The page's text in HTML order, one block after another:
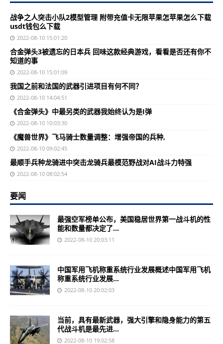
战争之人突击小队2模型管理 附带充值卡无限苹果怎苹果怎么下载
usdt钱包么下载
2022-08-10 15:01:20
合金弹头3被遗忘的日本兵 回味这款经典游戏，看看是否还有你不
知道的事
2022-08-10 15:01:09
我国之前和法国的武器引进项目有何不同？
2022-08-10 14:04:51
《合金弹头》中最另类的武器我始终认为是I弹
2022-08-10 10:03:30
《魔兽世界》飞马骑士数量调整：增强帝国的兵种,
2022-08-10 09:02:45
最顺手兵种龙骑进中突击龙骑兵最模范野战对AI战斗力特强
2022-08-10 08:02:54
要闻
最强空军榜单公布，美国稳居世界第一战斗机的性
能和数量都决定了...
2022-08-10 20:03:11
中国军用飞机称重系统行业发展概述中国军用飞机
称重系统行业发展...
2022-08-10 20:02:03
当前，具有最新武器，强大引擎和隐身能力的第五
代战斗机是最先进...
2022-08-10 19:02:58